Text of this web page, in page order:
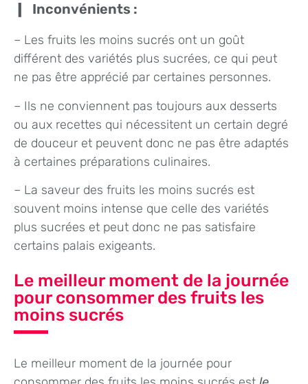
Inconvénients :
– Les fruits les moins sucrés ont un goût
différent des variétés plus sucrées, ce qui peut
ne pas être apprécié par certaines personnes.
– Ils ne conviennent pas toujours aux desserts
ou aux recettes qui nécessitent un certain degré
de douceur et peuvent donc ne pas être adaptés
à certaines préparations culinaires.
– La saveur des fruits les moins sucrés est
souvent moins intense que celle des variétés
plus sucrées et peut donc ne pas satisfaire
certains palais exigeants.
Le meilleur moment de la journée
pour consommer des fruits les
moins sucrés
Le meilleur moment de la journée pour